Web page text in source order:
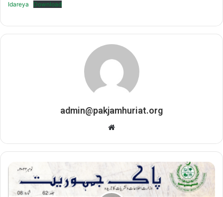
Idareya Download
admin@pakjamhuriat.org
Website